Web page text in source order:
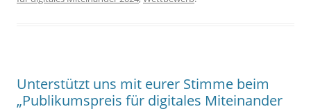
Unterstützt uns mit eurer Stimme beim
„Publikumspreis für digitales Miteinander